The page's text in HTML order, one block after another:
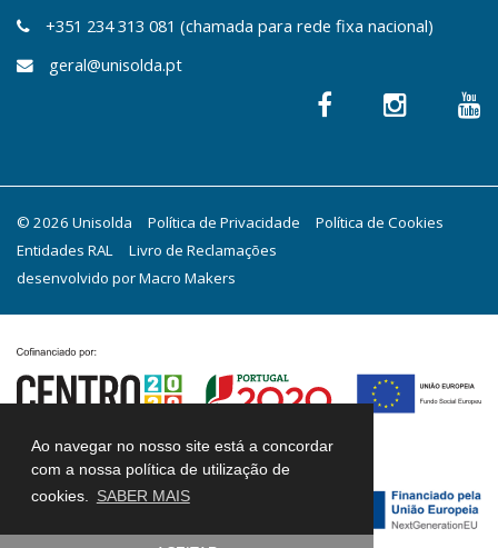
Ao navegar no nosso site está a concordar
com a nossa política de utilização de
cookies.
SABER MAIS
+351 234 313 081 (chamada para rede fixa nacional)
geral@unisolda.pt
© 2026 Unisolda Política de Privacidade
Política de Cookies
Entidades RAL
Livro de Reclamações
desenvolvido porMacro Makers